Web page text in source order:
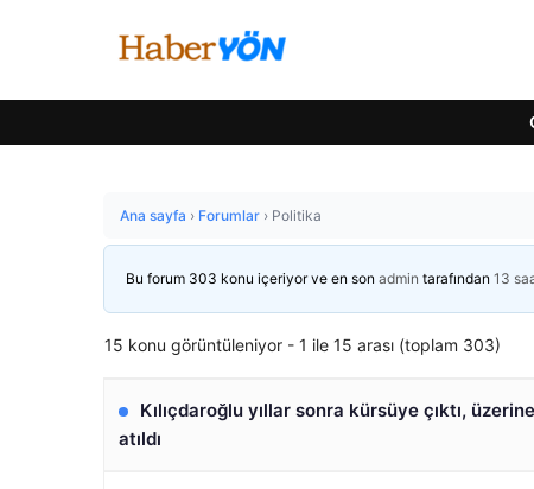
Ana sayfa › Forumlar › Politika
Bu forum 303 konu içeriyor ve en son admin tarafından 13
15 konu görüntüleniyor - 1 ile 15 arası (toplam 303)
Kılıçdaroğlu yıllar sonra kürsüye çıktı,
atıldı